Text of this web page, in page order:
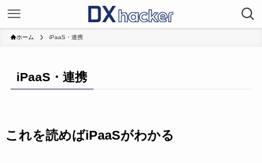
ホーム iPaaS・連携
iPaaS・連携
これを読めばiPaaSがわかる